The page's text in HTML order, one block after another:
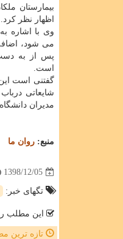
بیمارستان
اظهار نظر كرد.
وی با اشاره
می شود،
پس از به
است.
گفتنی است
شایعاتی
مدیران
منبع: روان ما
1398/12/05
تگهای خبر:
این مطلب
تازه ترین